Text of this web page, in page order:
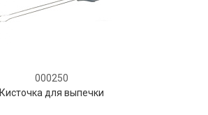
000250
Кисточка для выпечки